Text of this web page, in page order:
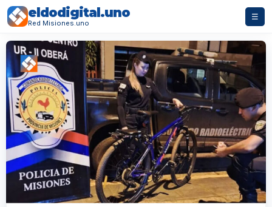
eldodigital.uno
Red Misiones.uno
☰